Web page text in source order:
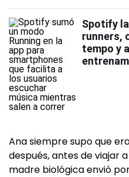
Spotify
runners,
tempo y
Ana siempre supo que
después, antes de viajar
madre biológica envió